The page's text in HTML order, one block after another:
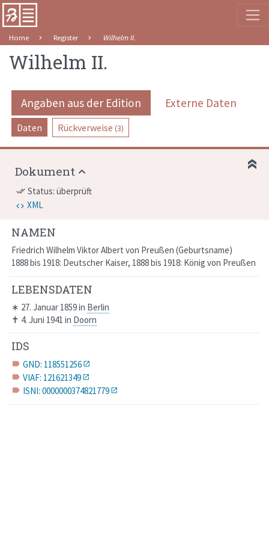
Home Register Wilhelm II.
Wilhelm II.
Angaben aus der Edition Externe Daten
Daten Rückverweise (3)
NAMEN
Friedrich Wilhelm Viktor Albert von Preußen Geburtsname
1888 bis 1918: Deutscher Kaiser, 1888 bis 1918: König von Preußen
LEBENSDATEN
∗ 27. Januar 1859in Berlin
✝ 4. Juni 1941 in Doorn
IDS
label GND: 118551256
label VIAF: 121621349
label ISNI: 0000000374821779
Dokument
done_all Status: überprüft
XML